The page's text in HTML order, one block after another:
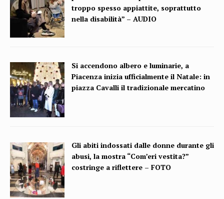
troppo spesso appiattite, soprattutto
nella disabilità” – AUDIO
Si accendono albero e luminarie, a
Piacenza inizia ufficialmente il Natale: in
piazza Cavalli il tradizionale mercatino
Gli abiti indossati dalle donne durante gli
abusi, la mostra “Com’eri vestita?”
costringe a riflettere – FOTO